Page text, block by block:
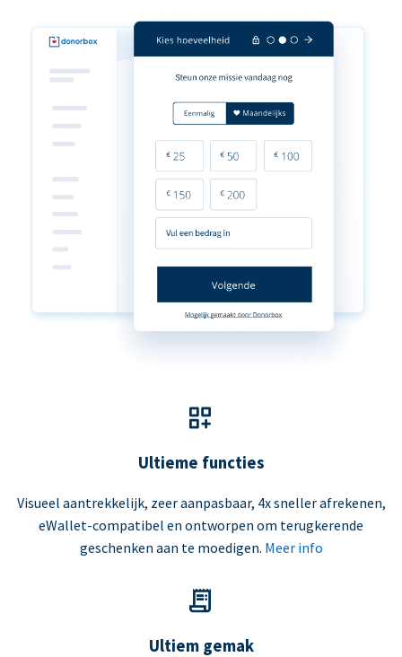
Ultieme functies
Visueel aantrekkelijk, zeer aanpasbaar, 4x sneller afrekenen,
eWallet-compatibel en ontworpen om terugkerende
geschenken aan te moedigen. Meer info
Ultiem gemak